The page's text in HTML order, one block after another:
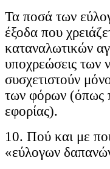
Τα ποσά των
έξοδα που
καταναλωτικών
υποχρεώσεις των
συσχετιστούν
των φόρων (όπως
εφορίας).
10. Πού και με
«εύλογων